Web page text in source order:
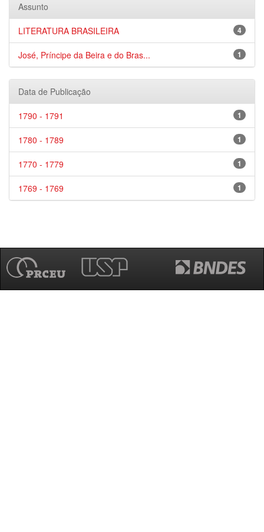
Assunto
4
LITERATURA BRASILEIRA
1
José, Príncipe da Beira e do Bras...
Data de Publicação
1
1790 - 1791
1
1780 - 1789
1
1770 - 1779
1
1769 - 1769